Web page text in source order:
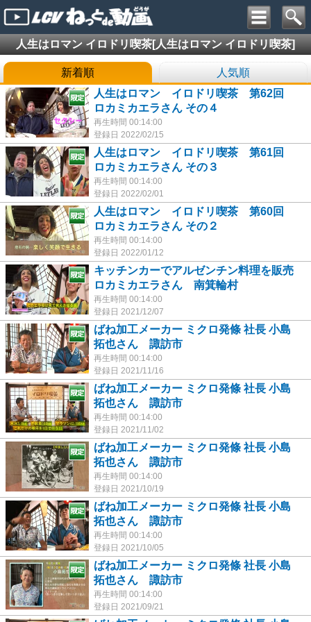
人生はロマン イロドリ喫茶[人生はロマン イロドリ喫茶]
新着順
人気順
人生はロマン イロドリ喫茶 第62回
ロカミカエラさん その４
再生時間 00:14:00
登録日 2022/02/15
人生はロマン イロドリ喫茶 第61回
ロカミカエラさん その３
再生時間 00:14:00
登録日 2022/02/01
人生はロマン イロドリ喫茶 第60回
ロカミカエラさん その２
再生時間 00:14:00
登録日 2022/01/12
キッチンカーでアルゼンチン料理を販売
ロカミカエラさん 南箕輪村
再生時間 00:14:00
登録日 2021/12/07
ばね加工メーカー ミクロ発條 社長 小島
拓也さん 諏訪市
再生時間 00:14:00
登録日 2021/11/16
ばね加工メーカー ミクロ発條 社長 小島
拓也さん 諏訪市
再生時間 00:14:00
登録日 2021/11/02
ばね加工メーカー ミクロ発條 社長 小島
拓也さん 諏訪市
再生時間 00:14:00
登録日 2021/10/19
ばね加工メーカー ミクロ発條 社長 小島
拓也さん 諏訪市
再生時間 00:14:00
登録日 2021/10/05
ばね加工メーカー ミクロ発條 社長 小島
拓也さん 諏訪市
再生時間 00:14:00
登録日 2021/09/21